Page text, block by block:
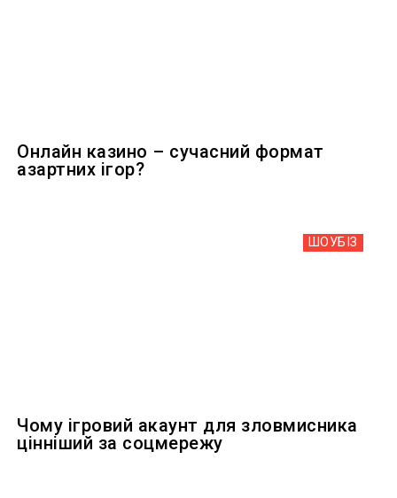
Онлайн казино – сучасний формат
азартних ігор?
ШОУБIЗ
Чому ігровий акаунт для зловмисника
цінніший за соцмережу